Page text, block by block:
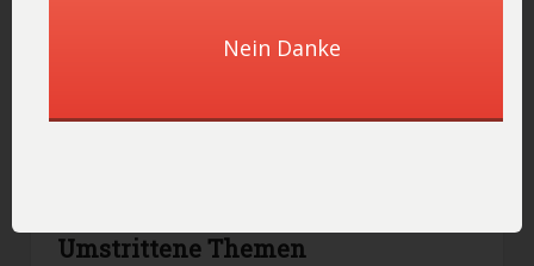
können schneller verarbeitet werden, man merkt sich
werden, wenn sie nützliche Informationen für die
Umstrittene Themen
Nein Danke